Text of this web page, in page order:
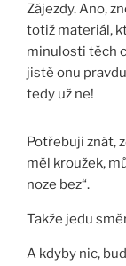
Zájezdy. Ano,
totiž materiál,
minulosti těch
jistě onu
tedy už ne!
Potřebuji znát,
měl kroužek,
noze bez“.
Takže jedu
A kdyby nic,